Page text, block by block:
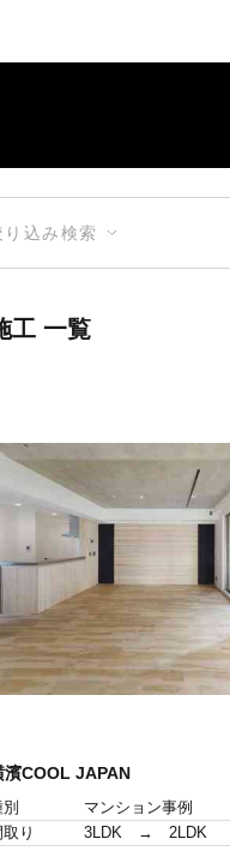
り込み検索
工 一覧
濱COOL JAPAN
マンション事例
取り
3LDK → 2LDK